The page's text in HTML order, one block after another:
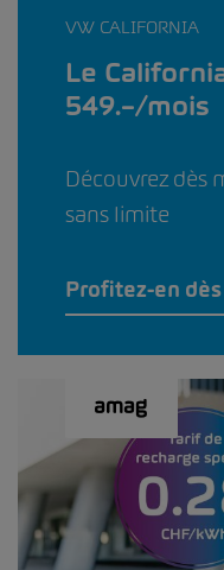
VW CALIFORNIA
Le
549.–/mois
Découvrez dès
sans limite
Profitez-en